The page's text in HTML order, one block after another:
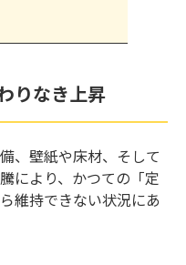
りなき上昇
、壁紙や床材、そして
により、かつての「定
維持できない状況にあ